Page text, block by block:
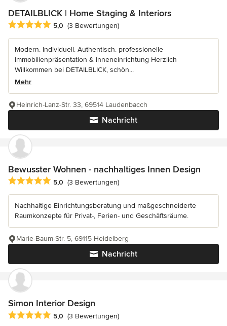
DETAILBLICK | Home Staging & Interiors
Durchschnittliche Bewertung: 5 von 5 Sternen
5,0 (3 Bewertungen)
Modern. Individuell. Authentisch. professionelle
Immobilienpräsentation & Inneneinrichtung Herzlich
Willkommen bei DETAILBLICK, schön...
Mehr
Nachricht
Heinrich-Lanz-Str. 33, 69514 Laudenbacch
Bewusster Wohnen - nachhaltiges Innen Design
Durchschnittliche Bewertung: 5 von 5 Sternen
5,0 (3 Bewertungen)
Nachhaltige Einrichtungsberatung und maßgeschneiderte
Raumkonzepte für Privat-, Ferien- und Geschäftsräume.
Nachricht
Marie-Baum-Str. 5, 69115 Heidelberg
Simon Interior Design
Durchschnittliche Bewertung: 5 von 5 Sternen
5,0 (3 Bewertungen)